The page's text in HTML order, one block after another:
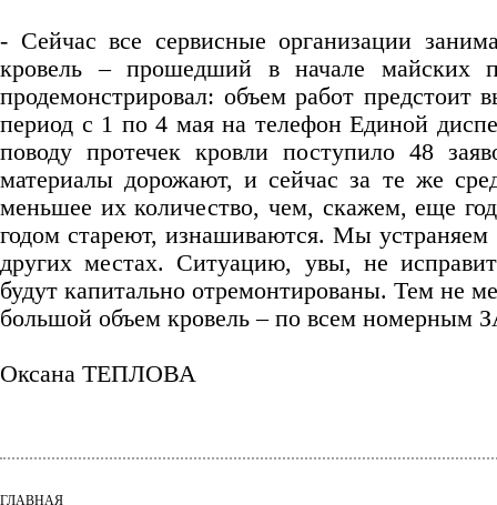
- Сейчас все сервисные организации
кровель – прошедший в начале майских
продемонстрировал: объем работ предстоит
период с 1 по 4 мая на телефон Единой
поводу протечек кровли поступило 48
материалы дорожают, и сейчас за те же
меньшее их количество, чем, скажем, еще
годом стареют, изнашиваются. Мы устраняем
других местах. Ситуацию, увы, не
будут капитально отремонтированы. Тем не
большой объем кровель – по всем
Оксана ТЕПЛОВА
ГЛАВНАЯ